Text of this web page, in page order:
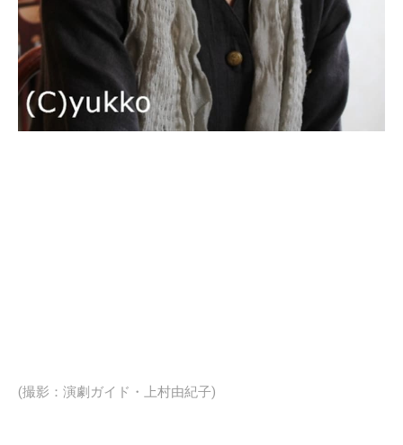
(撮影：演劇ガイド・上村由紀子)